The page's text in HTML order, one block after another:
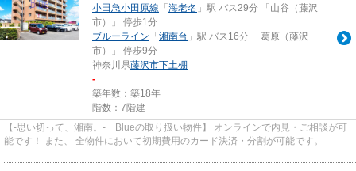
小田急小田原線 「 海老名 」駅 バス29分 「山谷（藤沢
市）」 停歩1分
ブルーライン 「 湘南台 」駅 バス16分 「葛原（藤沢
市）」 停歩9分
神奈川県藤沢市下土棚
-
築年数：築18年
階数：7階建
【-思い切って、湘南。- Blueの取り扱い物件】 オンラインで内見・ご相談が可
能です！ また、 全物件において初期費用のカード決済・分割が可能です。